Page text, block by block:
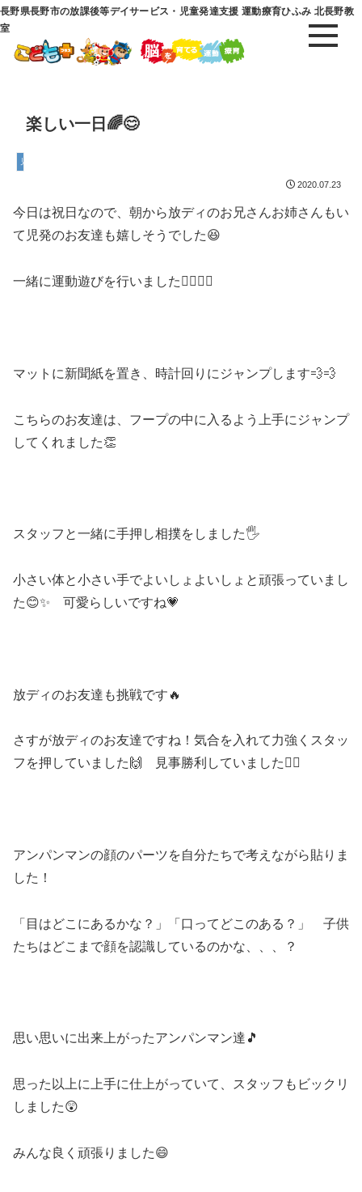
長野県長野市の放課後等デイサービス・児童発達支援 運動療育ひふみ 北長野教
室
楽しい一日🌈😊
児童発達支援
2020.07.23
今日は祝日なので、朝から放ディのお兄さんお姉さんもい
て児発のお友達も嬉しそうでした😆
一緒に運動遊びを行いました🤸‍♀️🤸‍♀️
マットに新聞紙を置き、時計回りにジャンプします💨💨
こちらのお友達は、フープの中に入るよう上手にジャンプ
してくれました👏
スタッフと一緒に手押し相撲をしました🖐
小さい体と小さい手でよいしょよいしょと頑張っていまし
た😊✨ 可愛らしいですね💗
放ディのお友達も挑戦です🔥
さすが放ディのお友達ですね！気合を入れて力強くスタッ
フを押していました🙌 見事勝利していました🏳‍🌈
アンパンマンの顔のパーツを自分たちで考えながら貼りま
した！
「目はどこにあるかな？」「口ってどこのある？」 子供
たちはどこまで顔を認識しているのかな、、、？
思い思いに出来上がったアンパンマン達🎵
思った以上に上手に仕上がっていて、スタッフもビックリ
しました😲
みんな良く頑張りました😄